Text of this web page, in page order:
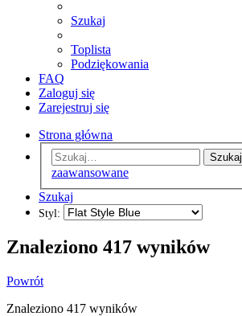
Szukaj
Toplista
Podziękowania
FAQ
Zaloguj się
Zarejestruj się
Strona główna
Szukaj
zaawansowane
Szukaj
Styl:
Znaleziono 417 wyników
Powrót
Znaleziono 417 wyników